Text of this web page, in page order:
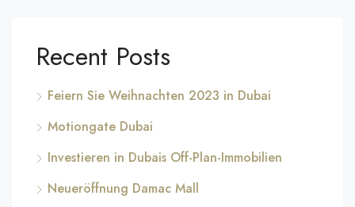
Recent Posts
Feiern Sie Weihnachten 2023 in Dubai
Motiongate Dubai
Investieren in Dubais Off-Plan-Immobilien
Neueröffnung Damac Mall